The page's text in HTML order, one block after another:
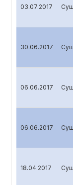
03.07.2017
30.06.2017
06.06.2017
06.06.2017
18.04.2017